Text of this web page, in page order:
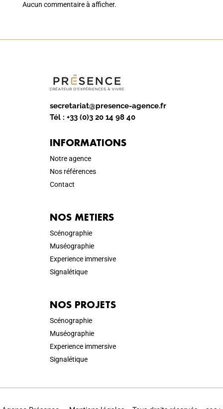
Aucun commentaire à afficher.
secretariat@presence-agence.fr
Tél : +33 (0)3 20 14 98 40
INFORMATIONS
Notre agence
Nos références
Contact
NOS METIERS
Scénographie
Muséographie
Experience immersive
Signalétique
NOS PROJETS
Scénographie
Muséographie
Experience immersive
Signalétique